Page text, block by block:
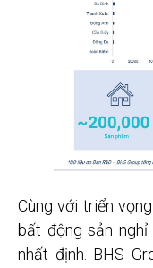
Cùng với triển
bất động sản
nhất định. BHS